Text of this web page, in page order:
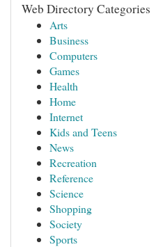
Web Directory Categories
Arts
Business
Computers
Games
Health
Home
Internet
Kids and Teens
News
Recreation
Reference
Science
Shopping
Society
Sports